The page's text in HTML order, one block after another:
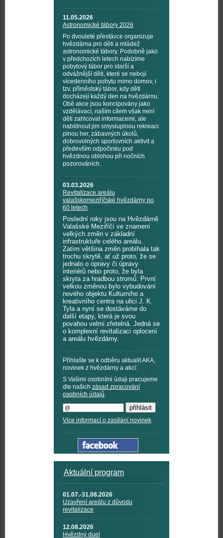
11.05.2026
Astronomické tábory 2026
Po dvouleté přestávce organizuje
hvězdárna pro děti a mládež
astronomické tábory. Podobně jako
v předchozích letech nabízíme
pobytový tábor pro starší a
odvážnější děti, které se nebojí
vícedenního pobytu mimo domov, i
tzv. příměstský tábor, kdy děti
docházejí každý den na hvězdárnu.
Obě akce jsou koncipovány jako
vzdělávací, naším cílem však není
děti zahlcovat informacemi, ale
nabídnout jim smysluplnou rekreaci
plnou her, zábavných úkolů,
dobrovolných sportovních aktivit a
především odpočinku pod
hvězdnou oblohou při nočních
pozorováních.
03.03.2026
Revitalizace areálu
valašskomeziříčské hvězdárny po
60 letech
Poslední roky jsou na Hvězdárně
Valašské Meziříčí ve znamení
velkých změn v základní
infrastruktuře celého areálu.
Zatím většina změn probíhala tak
trochu skrytě, ať už proto, že se
jednalo o opravy či úpravy
interiérů nebo proto, že byla
skryta za hradbou stromů. První
velkou změnou bylo vybudování
nového objektu Kulturního a
kreativního centra na ulici J. K.
Tyla a nyní se dostáváme do
další etapy, která je svou
povahou velmi zřetelná. Jedná se
o komplexní revitalizaci oplocení
a areálu hvězdárny.
Přihlašte se k odběru aktualit AKA,
novinek z hvězdárny a akcí:
S Vašimi osobními údaji pracujeme
dle našich zásad zpracování
osobních údajů.
Více informací o zasílání novinek
Aktuální program
01.07.-31.08.2026
Uzavření areálu z důvodu
revitalizace
12.08.2026
Hvězdný duel